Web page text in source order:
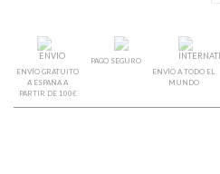
ENVÍO GRATUITO
A ESPAÑA A
PARTIR DE 100€
PAGO SEGURO
ENVÍO A TODO EL
MUNDO